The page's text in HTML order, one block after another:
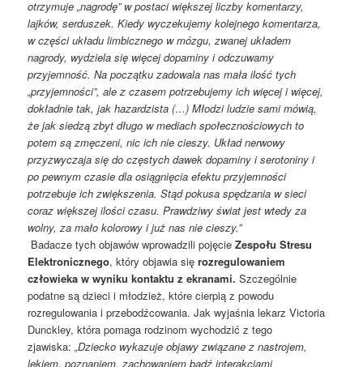
otrzymuje „nagrodę” w postaci większej liczby komentarzy,
lajków, serduszek. Kiedy wyczekujemy kolejnego komentarza,
w części układu limbicznego w mózgu, zwanej układem
nagrody, wydziela się więcej dopaminy i odczuwamy
przyjemność. Na początku zadowala nas mała ilość tych
„przyjemności”, ale z czasem potrzebujemy ich więcej i więcej,
dokładnie tak, jak hazardzista (…) Młodzi ludzie sami mówią,
że jak siedzą zbyt długo w mediach społecznościowych to
potem są zmęczeni, nic ich nie cieszy. Układ nerwowy
przyzwyczaja się do częstych dawek dopaminy i serotoniny i
po pewnym czasie dla osiągnięcia efektu przyjemności
potrzebuje ich zwiększenia. Stąd pokusa spędzania w sieci
coraz większej ilości czasu. Prawdziwy świat jest wtedy za
wolny, za mało kolorowy i już nas nie cieszy.”
Badacze tych objawów wprowadzili pojęcieZespołu Stresu
Elektronicznego, który objawia sięrozregulowaniem
człowieka w wyniku kontaktu z ekranami. Szczególnie
podatne są dzieci i młodzież, które cierpią z powodu
rozregulowania i przebodźcowania. Jak wyjaśnia lekarz Victoria
Dunckley, która pomaga rodzinom wychodzić z tego
zjawiska:„Dziecko wykazuje objawy związane z nastrojem,
lękiem, poznaniem, zachowaniem bądź interakcjami